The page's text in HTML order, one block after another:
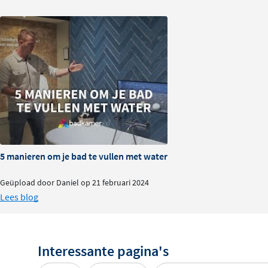
de buitenzijde tegen meerprijs beschikbaar in alle
hoogglans of zijdeglans lak. Aan de binnenkant blijft het
prachtige combinaties. Neem voor meer informatie
deklantenservice.
5 manieren om je bad te vullen met water
Geüpload door Daniel op 21 februari 2024
Lees blog
Interessante pagina's